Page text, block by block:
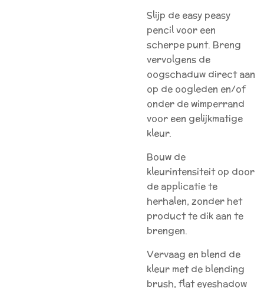
Slijp de easy peasy
pencil voor een
scherpe punt. Breng
vervolgens de
oogschaduw direct aan
op de oogleden en/of
onder de wimperrand
voor een gelijkmatige
kleur.
Bouw de
kleurintensiteit op door
de applicatie te
herhalen, zonder het
product te dik aan te
brengen.
Vervaag en blend de
kleur met de blending
brush, flat eyeshadow